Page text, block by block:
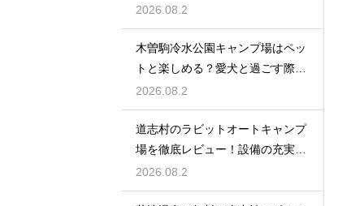
手も解説
2026.08.2
木曽駒冷水公園キャンプ場はペッ
トと楽しめる？愛犬と過ごす際の
ルール
2026.08.2
道志村のラビットオートキャンプ
場を徹底レビュー！設備の充実度
を大公開
2026.08.2